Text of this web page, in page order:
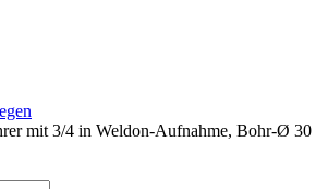
mit 3/4 in Weldon-Aufnahme, Bohr-Ø 30